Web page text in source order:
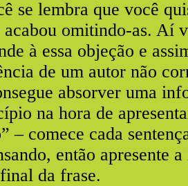
se lembra que você
acabou omitindo-as. Aí
à essa objeção e
de um autor não
absorver uma
na hora de
– comece cada
então apresente
da frase.